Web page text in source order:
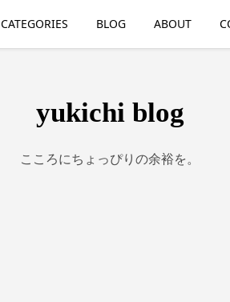
CATEGORIES BLOG ABOUT
yukichi blog
こころにちょっぴりの余裕を。